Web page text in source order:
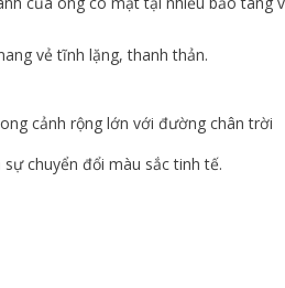
vẻ tĩnh lặng, thanh thản.
cảnh rộng lớn với đường chân trời
chuyển đổi màu sắc tinh tế.